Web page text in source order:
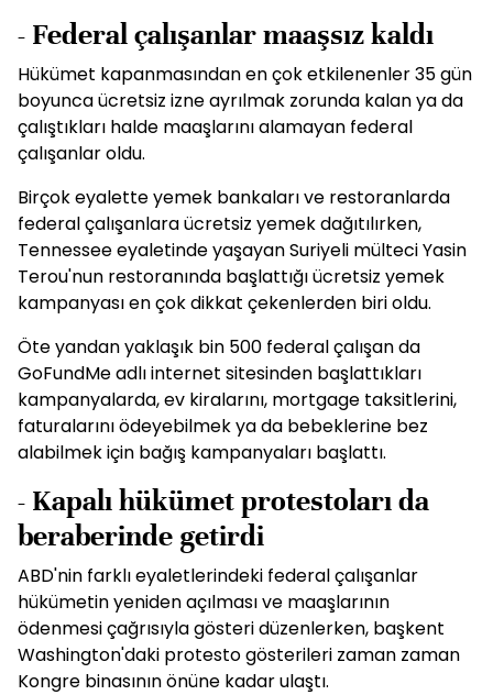
- Federal çalışanlar maaşsız kaldı
Hükümet kapanmasından en çok etkilenenler 35 gün
boyunca ücretsiz izne ayrılmak zorunda kalan ya da
çalıştıkları halde maaşlarını alamayan federal
çalışanlar oldu.
Birçok eyalette yemek bankaları ve restoranlarda
federal çalışanlara ücretsiz yemek dağıtılırken,
Tennessee eyaletinde yaşayan Suriyeli mülteci Yasin
Terou'nun restoranında başlattığı ücretsiz yemek
kampanyası en çok dikkat çekenlerden biri oldu.
Öte yandan yaklaşık bin 500 federal çalışan da
GoFundMe adlı internet sitesinden başlattıkları
kampanyalarda, ev kiralarını, mortgage taksitlerini,
faturalarını ödeyebilmek ya da bebeklerine bez
alabilmek için bağış kampanyaları başlattı.
- Kapalı hükümet protestoları da
beraberinde getirdi
ABD'nin farklı eyaletlerindeki federal çalışanlar
hükümetin yeniden açılması ve maaşlarının
ödenmesi çağrısıyla gösteri düzenlerken, başkent
Washington'daki protesto gösterileri zaman zaman
Kongre binasının önüne kadar ulaştı.